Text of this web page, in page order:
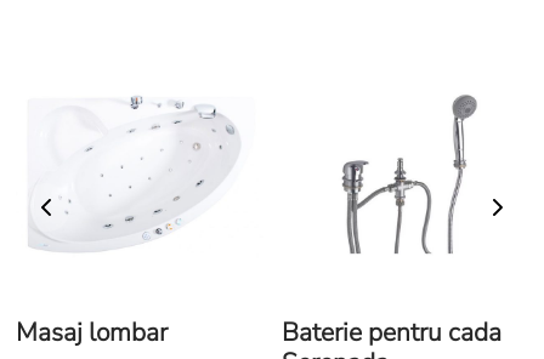
Masaj lombar
Baterie pentru cada